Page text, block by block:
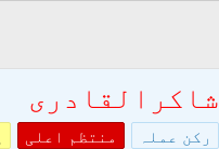
شاکرالقادری
رکن عملہ منتظم اعلی